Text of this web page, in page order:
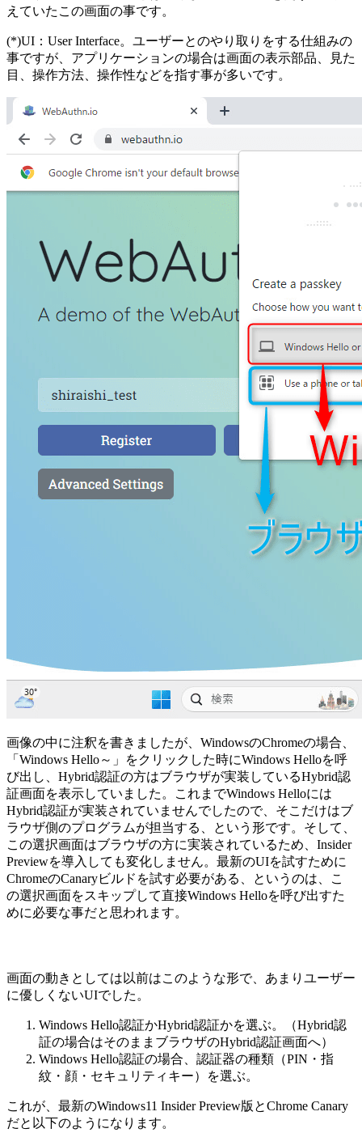
えていたこの画面の事です。
(*)UI：User Interface。ユーザーとのやり取りをする仕組みの
事ですが、アプリケーションの場合は画面の表示部品、見た
目、操作方法、操作性などを指す事が多いです。
画像の中に注釈を書きましたが、WindowsのChromeの場合、
「Windows Hello～」をクリックした時にWindows Helloを呼
び出し、Hybrid認証の方はブラウザが実装しているHybrid認
証画面を表示していました。これまでWindows Helloには
Hybrid認証が実装されていませんでしたので、そこだけはブ
ラウザ側のプログラムが担当する、という形です。そして、
この選択画面はブラウザの方に実装されているため、Insider
Previewを導入しても変化しません。最新のUIを試すために
ChromeのCanaryビルドを試す必要がある、というのは、こ
の選択画面をスキップして直接Windows Helloを呼び出すた
めに必要な事だと思われます。
画面の動きとしては以前はこのような形で、あまりユーザー
に優しくないUIでした。
Windows Hello認証かHybrid認証かを選ぶ。（Hybrid認
証の場合はそのままブラウザのHybrid認証画面へ）
Windows Hello認証の場合、認証器の種類（PIN・指
紋・顔・セキュリティキー）を選ぶ。
これが、最新のWindows11 Insider Preview版とChrome Canary
だと以下のようになります。